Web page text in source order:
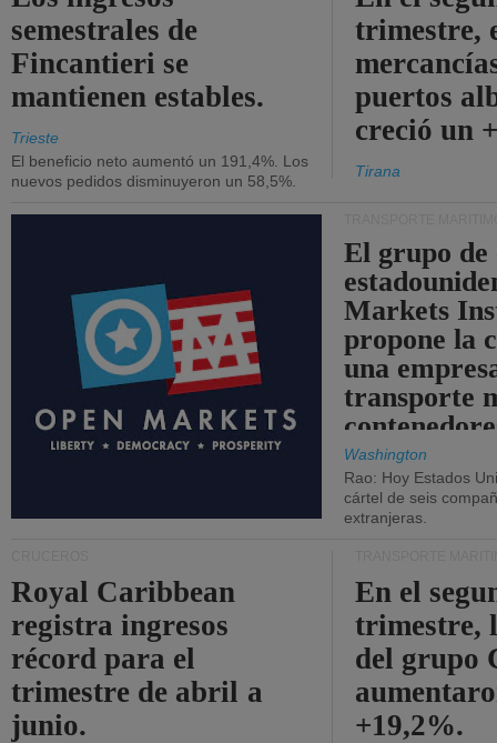
semestrales de
Fincantieri se
mantienen estables.
Trieste
El beneficio neto aumentó un 191,4%. Los
nuevos pedidos disminuyeron un 58,5%.
trimestre,
puertos
creció un
Tirana
El grupo de
Markets
propone la
una
transporte
Washington
Rao: Hoy Estados
cártel de seis
extranjeras.
Royal Caribbean
registra ingresos
récord para el
trimestre de abril a
junio.
En el
trimestre,
del grupo
+19,2%.